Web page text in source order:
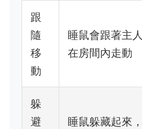
跟
隨
移
動
睡鼠會跟著主人
在房間內走動
躲
避
睡鼠躲藏起來，